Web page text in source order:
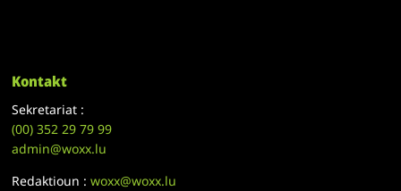
Kontakt
Sekretariat :
(00)352 29 79 99
admin@woxx.lu
Redaktioun :woxx@woxx.lu